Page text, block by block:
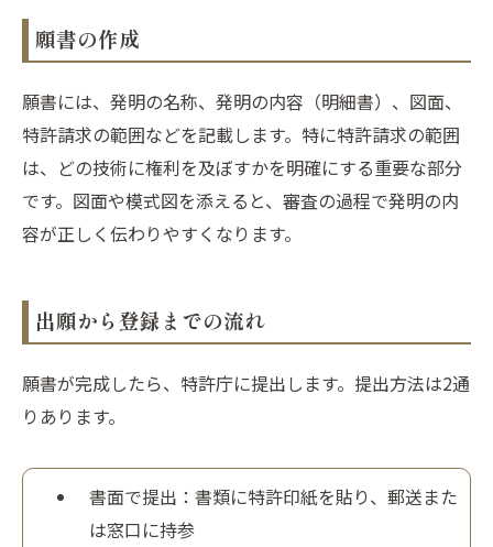
願書の作成
願書には、発明の名称、発明の内容（明細書）、図面、
特許請求の範囲などを記載します。特に特許請求の範囲
は、どの技術に権利を及ぼすかを明確にする重要な部分
です。図面や模式図を添えると、審査の過程で発明の内
容が正しく伝わりやすくなります。
出願から登録までの流れ
願書が完成したら、特許庁に提出します。提出方法は2通
りあります。
書面で提出：書類に特許印紙を貼り、郵送また
は窓口に持参